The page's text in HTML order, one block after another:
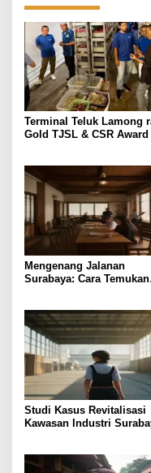
Terminal Teluk Lamong
Gold TJSL & CSR Award
Pesisir
Mengenang Jalanan
Surabaya: Cara Temukan
Studi Kasus Revitalisasi
Kawasan Industri